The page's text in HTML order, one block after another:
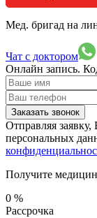
Мед. бригад на
Чат с доктором
Онлайн запись.
Заказать звонок
Отправляя заявку,
персональных
Получите
0 %
Рассрочка